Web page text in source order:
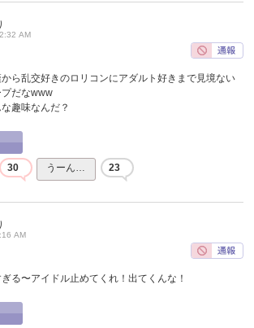
AM
ら乱交好きのロリコンにアダルト好きまで見境ない
だなwww
趣味なんだ？
30 うーん… 23
AM
る〜アイドル止めてくれ！出てくんな！